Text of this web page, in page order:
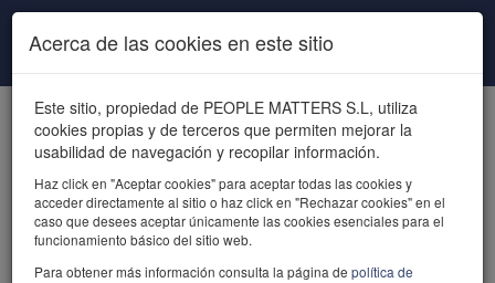
Pasar al contenido principal
powered by talent
Acerca de las cookies en este sitio
Este sitio, propiedad de PEOPLE MATTERS S.L, utiliza
cookies propias y de terceros que permiten mejorar la
usabilidad de navegación y recopilar información.
Haz click en "Aceptar cookies" para aceptar todas las cookies y
acceder directamente al sitio o haz click en "Rechazar cookies" en el
caso que desees aceptar únicamente las cookies esenciales para el
funcionamiento básico del sitio web.
Para obtener más información consulta la página de política de